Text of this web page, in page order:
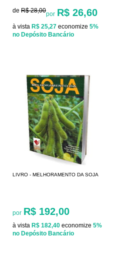
de R$ 28,00por R$ 26,60
à vista R$ 25,27 economize 5%
no Depósito Bancário
LIVRO - MELHORAMENTO DA SOJA
por R$ 192,00
à vista R$ 182,40 economize 5%
no Depósito Bancário